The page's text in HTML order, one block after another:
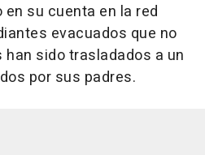
su cuenta en la red
evacuados que no
sido trasladados a un
por sus padres.